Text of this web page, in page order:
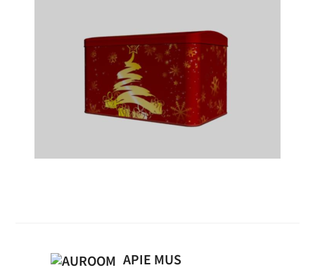
Metalinė dėžutė
APIE MUS